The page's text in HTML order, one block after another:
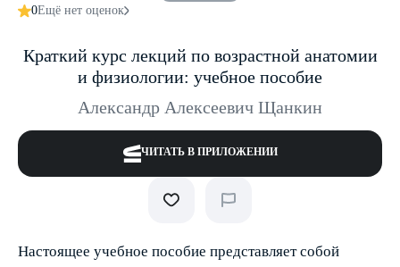
0Ещё нет оценок
Краткий курс лекций по возрастной анатомии
и физиологии: учебное пособие
Александр Алексеевич Щанкин
ЧИТАТЬ В ПРИЛОЖЕНИИ
Настоящее учебное пособие представляет собой